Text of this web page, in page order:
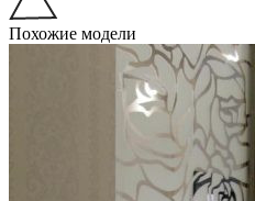
Похожие модели